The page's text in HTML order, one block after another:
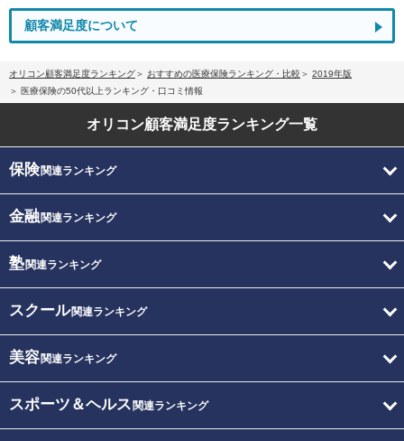
顧客満足度について
オリコン顧客満足度ランキング おすすめの医療保険ランキング・比較
2019年版
医療保険の50代以上ランキング・口コミ情報
オリコン顧客満足度ランキング一覧
保険関連ランキング
金融関連ランキング
塾関連ランキング
スクール関連ランキング
美容関連ランキング
スポーツ＆ヘルス 関連ランキング